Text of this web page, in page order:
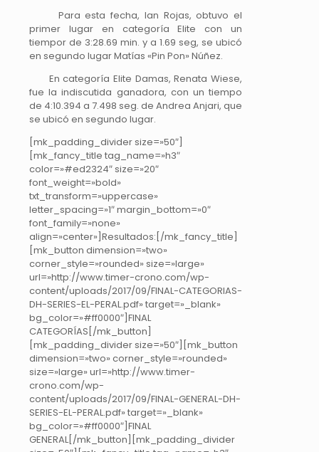
Para esta fecha, Ian Rojas, obtuvo el
primer lugar en categoría Elite con un
tiempor de 3:28.69 min. y a 1.69 seg, se ubicó
en segundo lugar Matías «Pin Pon» Núñez.
En categoría Elite Damas, Renata Wiese,
fue la indiscutida ganadora, con un tiempo
de 4:10.394 a 7.498 seg. de Andrea Anjari, que
se ubicó en segundo lugar.
[mk_padding_divider size=»50″]
[mk_fancy_title tag_name=»h3″
color=»#ed2324″ size=»20″
font_weight=»bold»
txt_transform=»uppercase»
letter_spacing=»1″ margin_bottom=»0″
font_family=»none»
align=»center»]Resultados:[/mk_fancy_title]
[mk_button dimension=»two»
corner_style=»rounded» size=»large»
url=»http://www.timer-crono.com/wp-
content/uploads/2017/09/FINAL-CATEGORIAS-
DH-SERIES-EL-PERAL.pdf» target=»_blank»
bg_color=»#ff0000″]FINAL
CATEGORÍAS[/mk_button]
[mk_padding_divider size=»50″][mk_button
dimension=»two» corner_style=»rounded»
size=»large» url=»http://www.timer-
crono.com/wp-
content/uploads/2017/09/FINAL-GENERAL-DH-
SERIES-EL-PERAL.pdf» target=»_blank»
bg_color=»#ff0000″]FINAL
GENERAL[/mk_button][mk_padding_divider